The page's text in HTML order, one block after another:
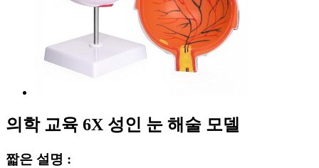
의학 교육 6X 성인 눈 해술 모델
짧은 설명 :